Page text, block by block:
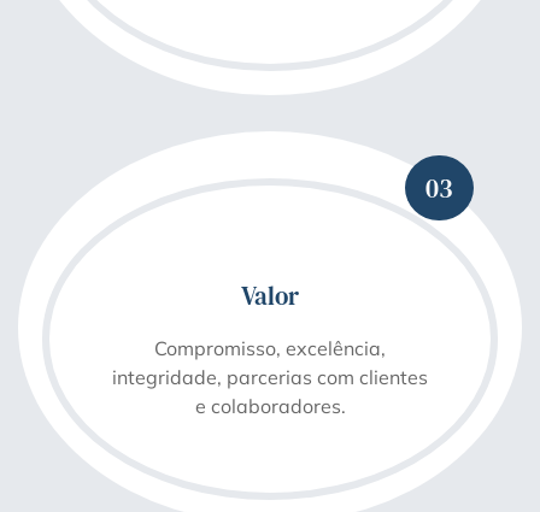
03
Valor
Compromisso, excelência,
integridade, parcerias com clientes
e colaboradores.